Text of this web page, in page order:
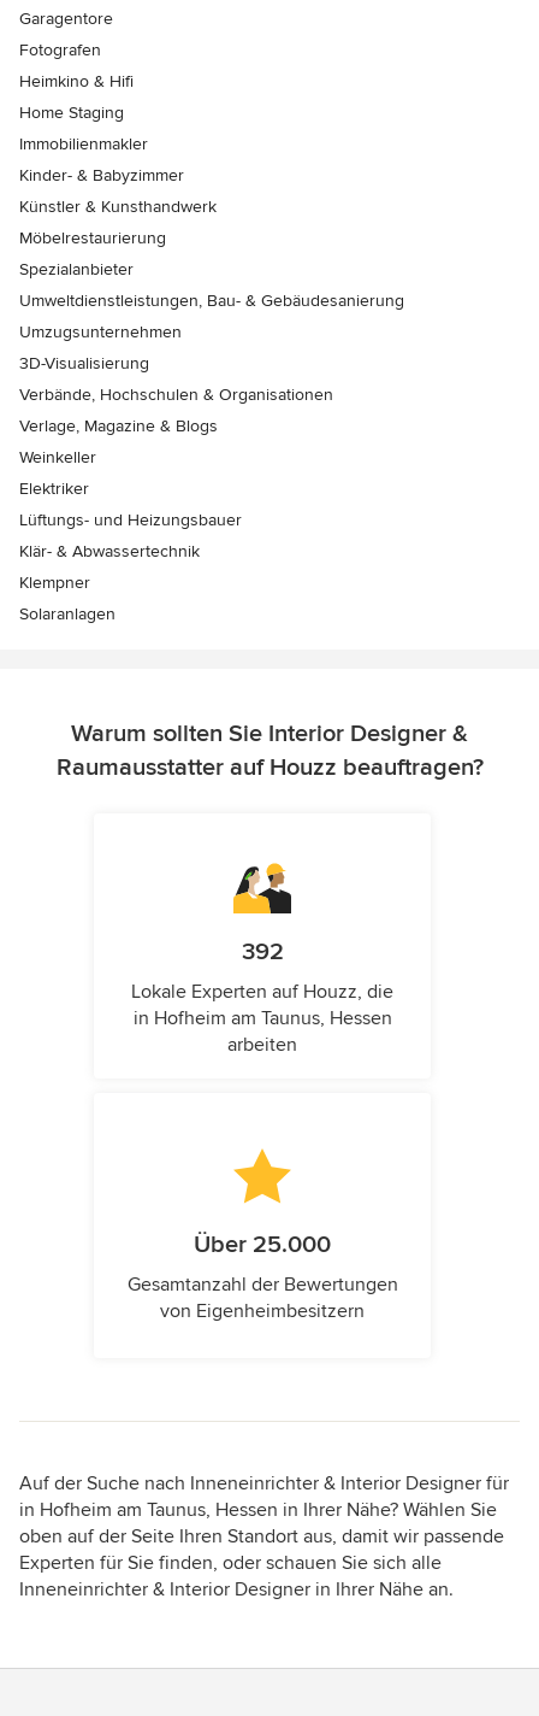
Garagentore
Fotografen
Heimkino & Hifi
Home Staging
Immobilienmakler
Kinder- & Babyzimmer
Künstler & Kunsthandwerk
Möbelrestaurierung
Spezialanbieter
Umweltdienstleistungen, Bau- & Gebäudesanierung
Umzugsunternehmen
3D-Visualisierung
Verbände, Hochschulen & Organisationen
Verlage, Magazine & Blogs
Weinkeller
Elektriker
Lüftungs- und Heizungsbauer
Klär- & Abwassertechnik
Klempner
Solaranlagen
Warum sollten Sie Interior Designer &
Raumausstatter auf Houzz beauftragen?
392
Lokale Experten auf Houzz, die
in Hofheim am Taunus, Hessen
arbeiten
Über 25.000
Gesamtanzahl der Bewertungen
von Eigenheimbesitzern
Auf der Suche nach Inneneinrichter & Interior Designer für
in Hofheim am Taunus, Hessen in Ihrer Nähe? Wählen Sie
oben auf der Seite Ihren Standort aus, damit wir passende
Experten für Sie finden, oder schauen Sie sich alle
Inneneinrichter & Interior Designer in Ihrer Nähe an.